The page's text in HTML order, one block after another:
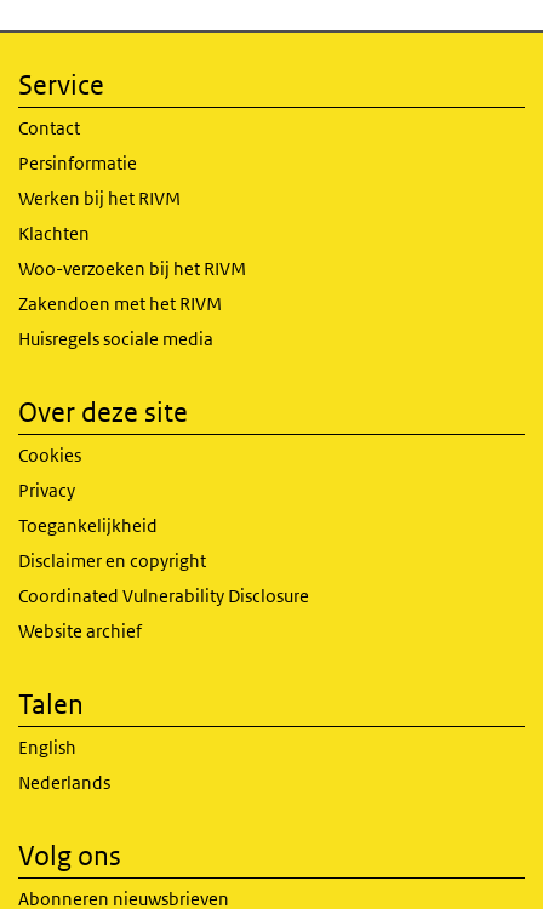
Service
Contact
Persinformatie
Werken bij het RIVM
Klachten
Woo-verzoeken bij het RIVM
Zakendoen met het RIVM
Huisregels sociale media
Over deze site
Cookies
Privacy
Toegankelijkheid
Disclaimer en copyright
Coordinated Vulnerability Disclosure
Website archief
Talen
English
Nederlands
Volg ons
Abonneren nieuwsbrieven